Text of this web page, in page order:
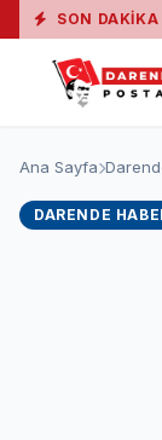
SON DAKIKA
Yaralı ●
Ana Sayfa
DARENDE